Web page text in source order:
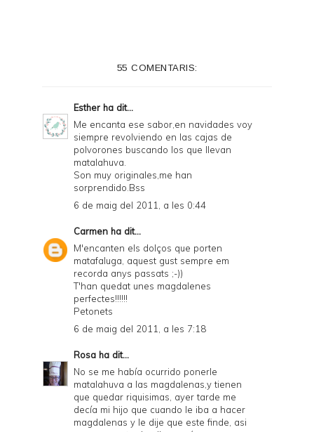
55 COMENTARIS:
Esther ha dit...
Me encanta ese sabor,en navidades voy
siempre revolviendo en las cajas de
polvorones buscando los que llevan
matalahuva.
Son muy originales,me han
sorprendido.Bss
6 de maig del 2011, a les 0:44
Carmen ha dit...
M'encanten els dolços que porten
matafaluga, aquest gust sempre em
recorda anys passats ;-))
T'han quedat unes magdalenes
perfectes!!!!!!
Petonets
6 de maig del 2011, a les 7:18
Rosa ha dit...
No se me había ocurrido ponerle
matalahuva a las magdalenas,y tienen
que quedar riquisimas, ayer tarde me
decía mi hijo que cuando le iba a hacer
magdalenas y le dije que este finde, asi